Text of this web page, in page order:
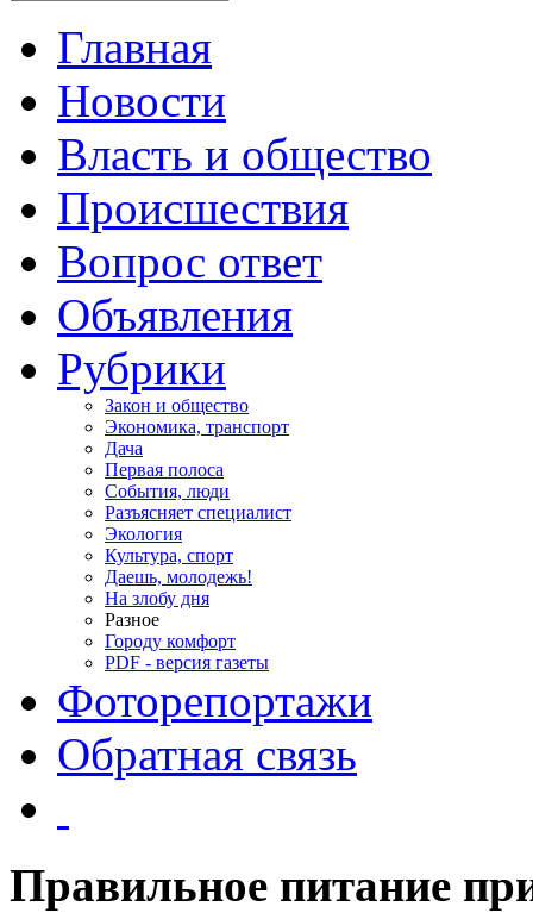
Главная
Новости
Власть и общество
Происшествия
Вопрос ответ
Объявления
Рубрики
Закон и общество
Экономика, транспорт
Дача
Первая полоса
События, люди
Разъясняет специалист
Экология
Культура, спорт
Даешь, молодежь!
На злобу дня
Разное
Городу комфорт
PDF - версия газеты
Фоторепортажи
Обратная связь
Правильное питание